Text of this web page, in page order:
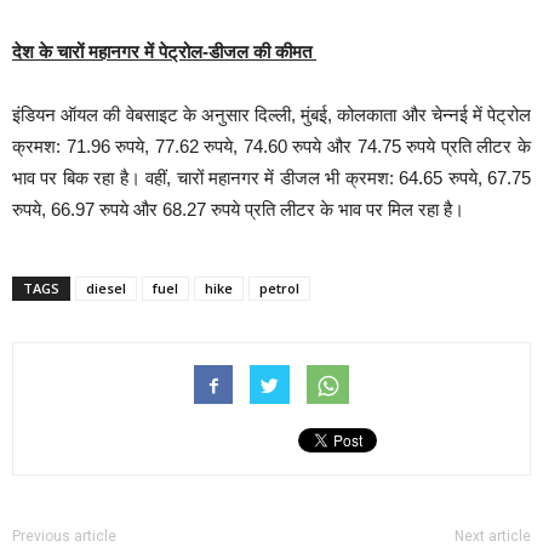
देश के चारों महानगर में पेट्रोल-डीजल की कीमत
इंडियन ऑयल की वेबसाइट के अनुसार दिल्ली, मुंबई, कोलकाता और चेन्नई में पेट्रोल
क्रमश: 71.96 रुपये, 77.62 रुपये, 74.60 रुपये और 74.75 रुपये प्रति लीटर के
भाव पर बिक रहा है। वहीं, चारों महानगर में डीजल भी क्रमश: 64.65 रुपये, 67.75
रुपये, 66.97 रुपये और 68.27 रुपये प्रति लीटर के भाव पर मिल रहा है।
TAGS diesel fuel hike petrol
Previous article Next article